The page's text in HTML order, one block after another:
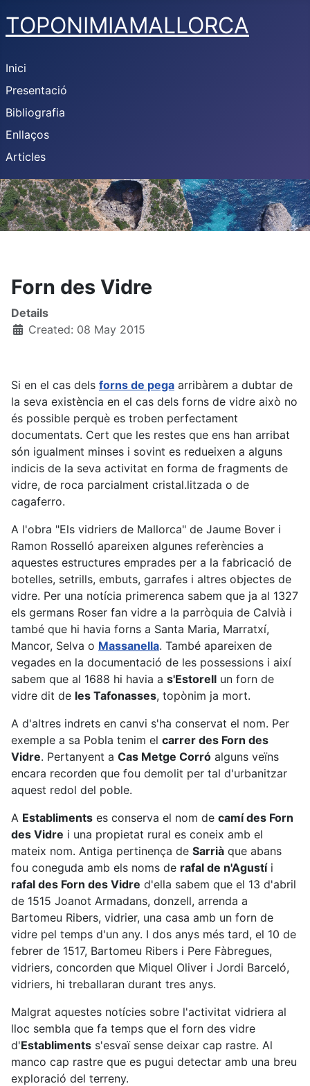
TOPONIMIAMALLORCA
Inici
Presentació
Bibliografia
Enllaços
Articles
Forn des Vidre
Details
Created: 08 May 2015
Si en el cas dels forns de pega arribàrem a dubtar de
la seva existència en el cas dels forns de vidre això no
és possible perquè es troben perfectament
documentats. Cert que les restes que ens han arribat
són igualment minses i sovint es redueixen a alguns
indicis de la seva activitat en forma de fragments de
vidre, de roca parcialment cristal.litzada o de
cagaferro.
A l'obra "Els vidriers de Mallorca" de Jaume Bover i
Ramon Rosselló apareixen algunes referències a
aquestes estructures emprades per a la fabricació de
botelles, setrills, embuts, garrafes i altres objectes de
vidre. Per una notícia primerenca sabem que ja al 1327
els germans Roser fan vidre a la parròquia de Calvià i
també que hi havia forns a Santa Maria, Marratxí,
Mancor, Selva o Massanella. També apareixen de
vegades en la documentació de les possessions i així
sabem que al 1688 hi havia a s'Estorell un forn de
vidre dit de les Tafonasses, topònim ja mort.
A d'altres indrets en canvi s'ha conservat el nom. Per
exemple a sa Pobla tenim el carrer des Forn des
Vidre. Pertanyent a Cas Metge Corró alguns veïns
encara recorden que fou demolit per tal d'urbanitzar
aquest redol del poble.
A Establiments es conserva el nom de camí des Forn
des Vidre i una propietat rural es coneix amb el
mateix nom. Antiga pertinença de Sarrià que abans
fou coneguda amb els noms de rafal de n'Agustíi
rafal des Forn des Vidre d'ella sabem que el 13 d'abril
de 1515 Joanot Armadans, donzell, arrenda a
Bartomeu Ribers, vidrier, una casa amb un forn de
vidre pel temps d'un any. I dos anys més tard, el 10 de
febrer de 1517, Bartomeu Ribers i Pere Fàbregues,
vidriers, concorden que Miquel Oliver i Jordi Barceló,
vidriers, hi treballaran durant tres anys.
Malgrat aquestes notícies sobre l'activitat vidriera al
lloc sembla que fa temps que el forn des vidre
d'Establiments s'esvaï sense deixar cap rastre. Al
manco cap rastre que es pugui detectar amb una breu
exploració del terreny.